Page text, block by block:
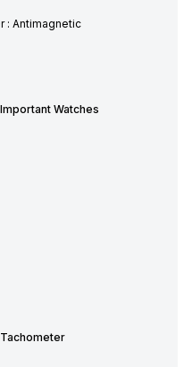
: Antimagnetic
Watches